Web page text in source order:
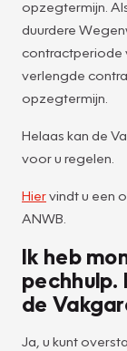
opzegtermijn.
duurdere
contractperiode
verlengde
opzegtermijn.
Helaas kan de
voor u regelen.
Hiervindt u een
ANWB.
Ik heb
pechhulp.
de
Ja, u kunt